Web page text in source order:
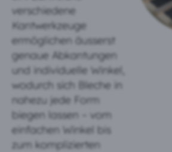
verschiedene
Kantwerkzeuge
ermöglichen äusserst
genaue Abkantungen
und individuelle Winkel,
wodurch sich Bleche in
nahezu jede Form
biegen lassen – vom
einfachen Winkel bis
zum komplizierten